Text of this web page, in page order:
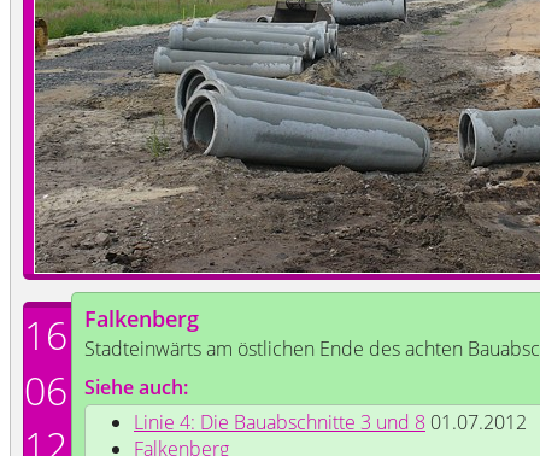
16
06
Falkenberg
Stadteinwärts am östlichen Ende des achten
Siehe auch:
Linie 4: Die Bauabschnitte 3 und 8 01.07.2012
Falkenberg